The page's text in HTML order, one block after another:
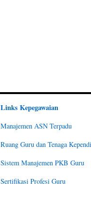
Links Kepegawaian
Manajemen ASN Terpadu
Ruang Guru dan Tenaga
Sistem Manajemen PKB Guru
Sertifikasi Profesi Guru